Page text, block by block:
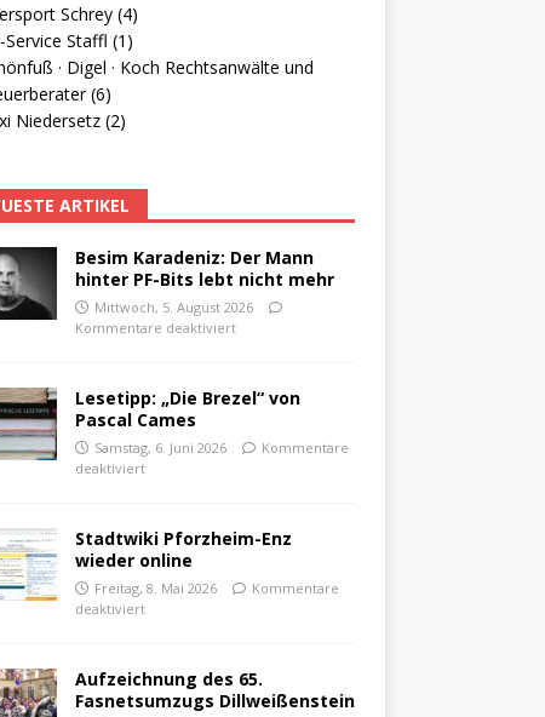
Schrey (4)
Service Staffl (1)
· Digel · Koch Rechtsanwälte und
(6)
Niedersetz (2)
ARTIKEL
Besim Karadeniz: Der Mann
hinter PF-Bits lebt nicht mehr
Mittwoch, 5. August 2026
Kommentare deaktiviert
Lesetipp: „Die Brezel“ von
Pascal Cames
Samstag, 6. Juni 2026
Kommentare
deaktiviert
Stadtwiki Pforzheim-Enz
wieder online
Freitag, 8. Mai 2026
Kommentare
deaktiviert
Aufzeichnung des 65.
Fasnetsumzugs Dillweißenstein